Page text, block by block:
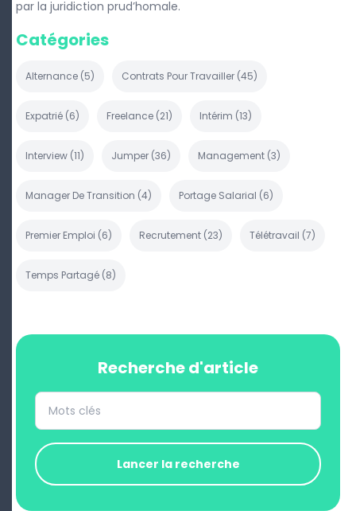
par la juridiction prud’homale.
Catégories
Alternance (5) Contrats Pour Travailler (45)
Expatrié (6) Freelance (21) Intérim (13)
Interview (11) Jumper (36) Management (3)
Manager De Transition (4) Portage Salarial (6)
Premier Emploi (6) Recrutement (23) Télétravail (7)
Temps Partagé (8)
Recherche d'article
Lancer la recherche